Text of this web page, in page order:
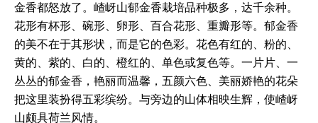
金香都怒放了。嵖岈山郁金香栽培品种极多，达千余种。
花形有杯形、碗形、卵形、百合花形、重瓣形等。郁金香
的美不在于其形状，而是它的色彩。花色有红的、粉的、
黄的、紫的、白的、橙红的、单色或复色等。一片片、一
丛丛的郁金香，艳丽而温馨，五颜六色、美丽娇艳的花朵
把这里装扮得五彩缤纷。与旁边的山体相映生辉，使嵖岈
山颇具荷兰风情。